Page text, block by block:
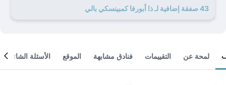
43 صفقة إضافية لـ ذا أبورفا كمبينسكي بالي
لمحة عن التقييمات فنادق مشابهة الموقع الأسئلة الشائعة